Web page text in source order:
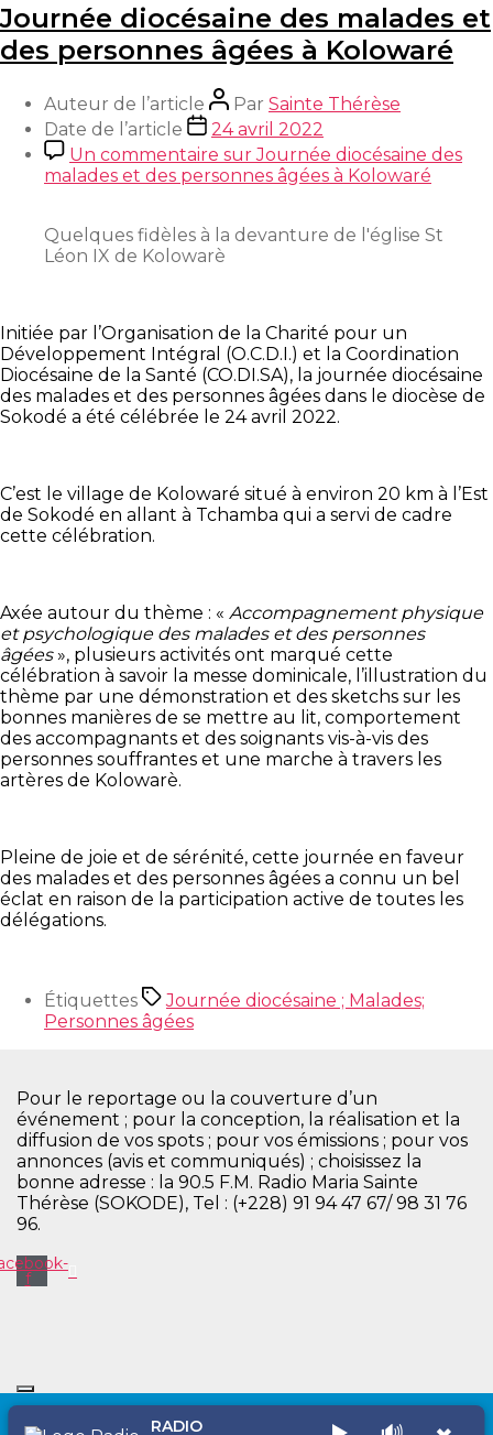
Journée diocésaine des malades et
des personnes âgées à Kolowaré
Auteur de l’article Par Sainte Thérèse
Date de l’article
24 avril 2022
Un commentaire sur Journée diocésaine des
malades et des personnes âgées à Kolowaré
Quelques fidèles à la devanture de l'église St
Léon IX de Kolowarè
Initiée par l’Organisation de la Charité pour un
Développement Intégral (O.C.D.I.) et la Coordination
Diocésaine de la Santé (CO.DI.SA), la journée diocésaine
des malades et des personnes âgées dans le diocèse de
Sokodé a été célébrée le 24 avril 2022.
C’est le village de Kolowaré situé à environ 20 km à l’Est
de Sokodé en allant à Tchamba qui a servi de cadre
cette célébration.
Axée autour du thème : « Accompagnement physique
et psychologique des malades et des personnes
âgées», plusieurs activités ont marqué cette
célébration à savoir la messe dominicale, l’illustration du
thème par une démonstration et des sketchs sur les
bonnes manières de se mettre au lit, comportement
des accompagnants et des soignants vis-à-vis des
personnes souffrantes et une marche à travers les
artères de Kolowarè.
Pleine de joie et de sérénité, cette journée en faveur
des malades et des personnes âgées a connu un bel
éclat en raison de la participation active de toutes les
délégations.
Étiquettes
Journée diocésaine ; Malades;
Personnes âgées
Pour le reportage ou la couverture d’un
événement ; pour la conception, la réalisation et la
diffusion de vos spots ; pour vos émissions ; pour vos
annonces (avis et communiqués) ; choisissez la
bonne adresse : la 90.5 F.M. Radio Maria Sainte
Thérèse (SOKODE), Tel : (+228) 91 94 47 67/ 98 31 76
96.
f
RADIO